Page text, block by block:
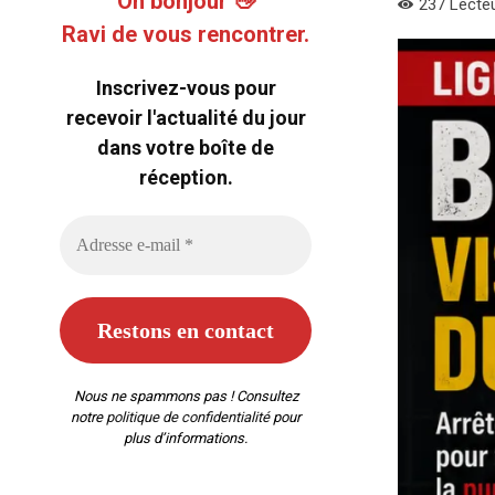
Ravi de vous rencontrer.
Inscrivez-vous pour
recevoir l'actualité du jour
dans votre boîte de
réception.
Nous ne spammons pas ! Consultez
notre politique de confidentialitépour
plus d’informations.
237